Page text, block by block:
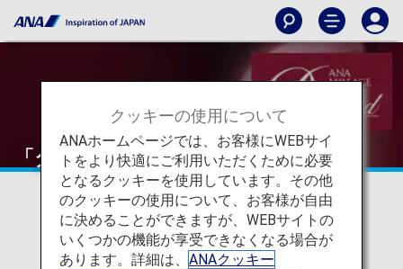
「ダイヤモンドサービス」デスク
クッキーの使用について
ANAホームページでは、お客様にWEBサイ
トをより快適にご利用いただくために必要
となるクッキーを使用しています。その他
のクッキーの使用について、お客様が自由
に決めることができますが、WEBサイトの
いくつかの機能が享受できなくなる場合が
あります。詳細は、 ANAクッキー